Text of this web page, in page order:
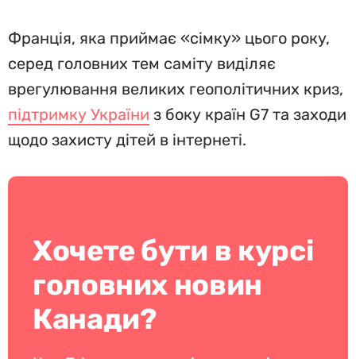
Франція, яка приймає «сімку» цього року,
серед головних тем саміту виділяє
врегулювання великих геополітичних криз,
підтримку України з боку країн G7 та заходи
щодо захисту дітей в інтернеті.
Хочете бути в курсі
головних новин
Канади?